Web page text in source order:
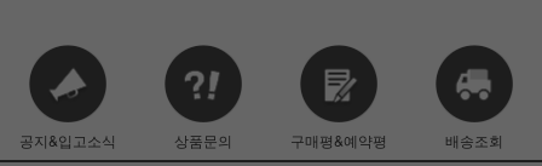
공지&입고소식 상품문의 구매평&예약평 배송조회